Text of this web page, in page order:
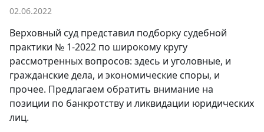
02.06.2022
Верховный суд представил подборку судебной
практики № 1-2022 по широкому кругу
рассмотренных вопросов: здесь и уголовные, и
гражданские дела, и экономические споры, и
прочее. Предлагаем обратить внимание на
позиции по банкротству и ликвидации юридических
лиц.